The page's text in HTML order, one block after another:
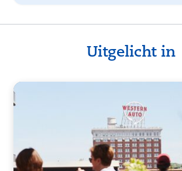
Uitgelicht in